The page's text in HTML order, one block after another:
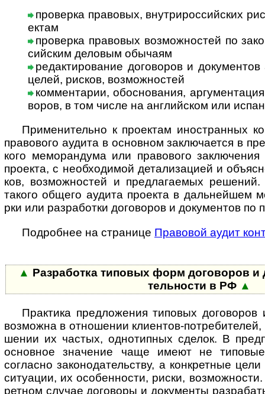
проверка правовых, внутрироссийских
ектам
проверка правовых возможностей по
сий­ским дело­вым обы­чаям
редактирование договоров и документов
целей, рис­ков, воз­мож­ностей
комментарии, обоснования,
во­ров, в том числе на анг­лий­ском или
Применительно к проектам иностранных
пра­во­вого аудита в основ­ном зак­лю­ча­ется в
кого мемо­ран­дума или пра­во­вого
про­екта, с необ­хо­ди­мой дета­ли­за­цией и
ков, воз­мож­нос­тей и пред­ла­гае­мых
такого общего аудита про­екта в даль­ней­шем
рки или раз­рабо­тки дого­во­ров и доку­мен­тов по
Подробнее на странице Пра­во­вой аудит
▲ Разработка типовых форм договоров и
тель­но­сти в РФ ▲
Практика предложения типовых
возмо­жна в отно­ше­нии кли­ен­тов-­
ше­нии их час­тых, одно­тип­ных сде­лок. В
основ­ное значе­ние чаще имеют не
согла­сно зако­но­да­тель­ству, а конк­рет­ные
ситу­ации, их осо­бен­ности, риски,
рет­ном слу­чае дого­воры и доку­менты